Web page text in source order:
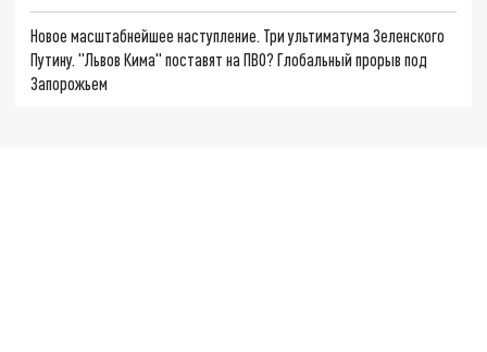
Новое масштабнейшее наступление. Три ультиматума Зеленского
Путину. "Львов Кима" поставят на ПВО? Глобальный прорыв под
Запорожьем